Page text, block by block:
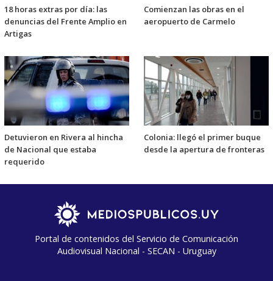
18 horas extras por día: las
denuncias del Frente Amplio en
Artigas
Comienzan las obras en el
aeropuerto de Carmelo
Detuvieron en Rivera al hincha
de Nacional que estaba
requerido
Colonia: llegó el primer buque
desde la apertura de fronteras
Portal de contenidos del Servicio de Comunicación
Audiovisual Nacional - SECAN - Uruguay